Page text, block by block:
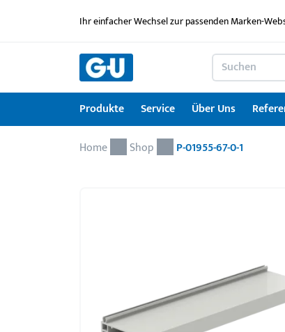
Ihr einfacher Wechsel zur passenden Marken-
Produkte
Produkte
Service
Service
Über Uns
Über Uns
Referenzen
Karriere
Kontakt
Drehkipp-Systemcheck
Home Shop P-01955-67-0-1